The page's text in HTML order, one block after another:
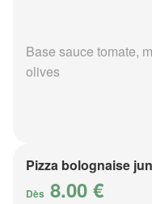
Base sauce tomate,
olives
Pizza bolognaise
Dès 8.00 €